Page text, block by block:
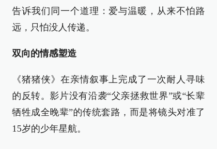
告诉我们同一个道理：爱与温暖，从来不怕路
远，只怕没人传递。
双向的情感塑造
《猪猪侠》在亲情叙事上完成了一次耐人寻味
的反转。影片没有沿袭“父亲拯救世界”或“长辈
牺牲成全晚辈”的传统套路，而是将镜头对准了
15岁的少年星航。